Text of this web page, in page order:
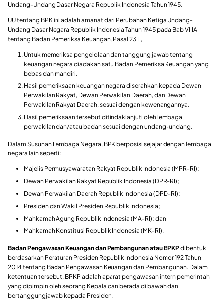
Undang-Undang Dasar Negara Republik Indonesia Tahun 1945.
UU tentang BPK ini adalah amanat dari Perubahan Ketiga Undang-
Undang Dasar Negara Republik Indonesia Tahun 1945 pada Bab VIIIA
tentang Badan Pemeriksa Keuangan, Pasal 23 E,
Untuk memeriksa pengelolaan dan tanggung jawab tentang
keuangan negara diadakan satu Badan Pemeriksa Keuangan yang
bebas dan mandiri.
Hasil pemeriksaan keuangan negara diserahkan kepada Dewan
Perwakilan Rakyat, Dewan Perwakilan Daerah, dan Dewan
Perwakilan Rakyat Daerah, sesuai dengan kewenangannya.
Hasil pemeriksaan tersebut ditindaklanjuti oleh lembaga
perwakilan dan/atau badan sesuai dengan undang-undang.
Dalam Susunan Lembaga Negara, BPK berposisi sejajar dengan lembaga
negara lain seperti:
Majelis Permusyawaratan Rakyat Republik Indonesia (MPR-RI);
Dewan Perwakilan Rakyat Republik Indonesia (DPR-RI);
Dewan Perwakilan Daerah Republik Indonesia (DPD-RI);
Presiden dan Wakil Presiden Republik Indonesia;
Mahkamah Agung Republik Indonesia (MA-RI); dan
Mahkamah Konstitusi Republik Indonesia (MK-RI).
Badan Pengawasan Keuangan dan Pembangunan atau BPKPdibentuk
berdasarkan Peraturan Presiden Republik Indonesia Nomor 192 Tahun
2014 tentang Badan Pengawasan Keuangan dan Pembangunan. Dalam
ketentuan tersebut, BPKP adalah aparat pengawasan intern pemerintah
yang dipimpin oleh seorang Kepala dan berada di bawah dan
bertanggungjawab kepada Presiden.